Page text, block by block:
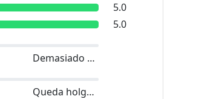
5.0
5.0
Demasiado grande
Queda holgado